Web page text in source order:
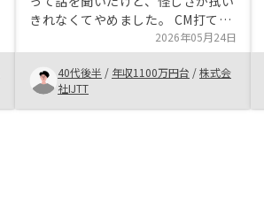
きれなくてやめました。 CM打てる
くらいあんていして儲かってる会社
なら安心してほったらかしできるか
なとおもったからやってみようとお
もいました。社員も物件もってた方
が説得力あるんじゃないかな？ 自
2026年05月24日
40代後半 / 年収1100万円台 /株式会
社IJTT